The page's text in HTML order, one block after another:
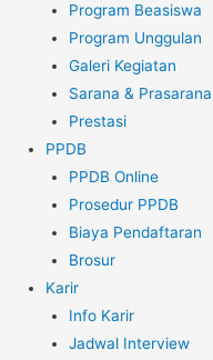
Program Beasiswa
Program Unggulan
Galeri Kegiatan
Sarana & Prasarana
Prestasi
PPDB
PPDB Online
Prosedur PPDB
Biaya Pendaftaran
Brosur
Karir
Info Karir
Jadwal Interview